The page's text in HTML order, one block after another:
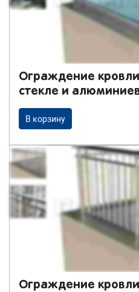
Ограждение
стекле и
В корзину
Ограждение